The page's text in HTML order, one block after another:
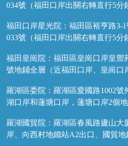
034號（福田口岸出關右轉直行5分
福田口岸星光院：福田區裕亨路3-
033號（福田口岸出關右轉直行5分
福田皇崗院：福田區皇崗口岸皇禦
號地鋪全層（近福田口岸、皇崗口
羅湖區委院：羅湖區愛國路1002號
湖口岸和蓮塘口岸，蓮塘口岸2個
羅湖國貿院：羅湖區春風路廬山大
岸、向西村地鐵站A2出口、國貿地